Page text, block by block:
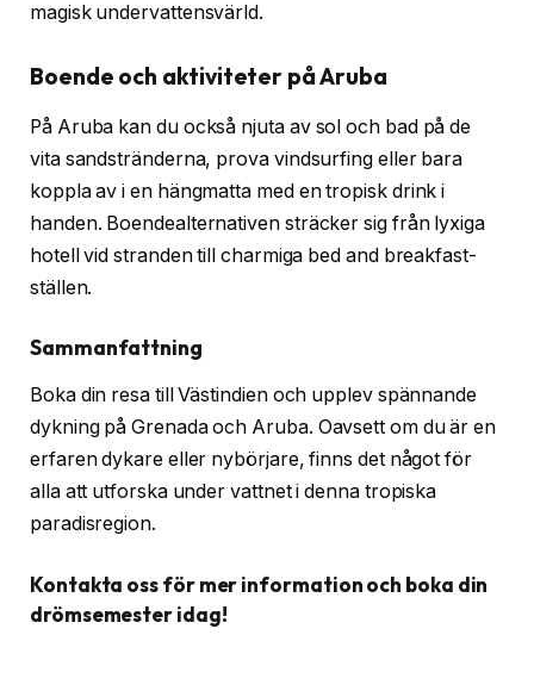
magisk undervattensvärld.
Boende och aktiviteter på Aruba
På Aruba kan du också njuta av sol och bad på de
vita sandstränderna, prova vindsurfing eller bara
koppla av i en hängmatta med en tropisk drink i
handen. Boendealternativen sträcker sig från lyxiga
hotell vid stranden till charmiga bed and breakfast-
ställen.
Sammanfattning
Boka din resa till Västindien och upplev spännande
dykning på Grenada och Aruba. Oavsett om du är en
erfaren dykare eller nybörjare, finns det något för
alla att utforska under vattnet i denna tropiska
paradisregion.
Kontakta oss för mer information och boka din
drömsemester idag!